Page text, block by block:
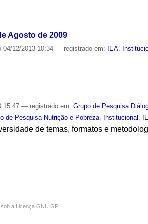
Agosto de 2009
04/12/2013 10:34— registrado em: IEA
15:47— registrado em:Grupo de Pesquisa
de Pesquisa Nutrição e Pobreza, Institucional ,
de temas, formatos e
sob a Licença GNU GPL